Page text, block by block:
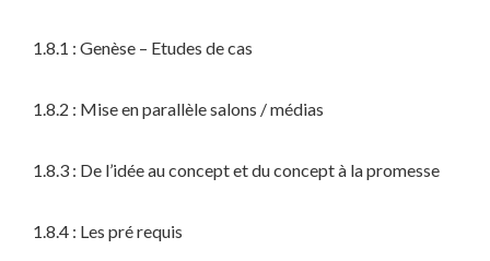
1.8.1 : Genèse – Etudes de cas
1.8.2 : Mise en parallèle salons / médias
1.8.3 : De l’idée au concept et du concept à la promesse
1.8.4 : Les pré requis